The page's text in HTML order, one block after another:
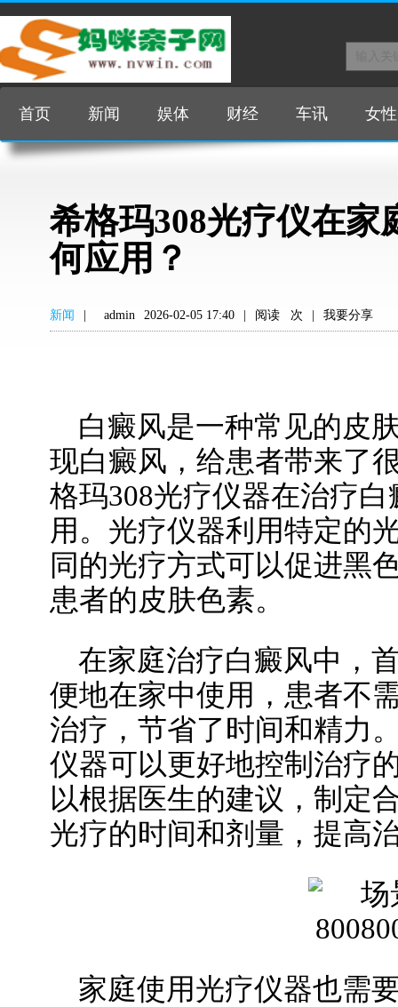
首页 新闻 娱体 财经 车讯 女性
希格玛308光疗仪在家
何应用？
新闻 admin 2026-02-05 17:40 阅读 次 我要分享
白癜风是一种常见的皮
现白癜风，给患者带来了
格玛308光疗仪器在治疗
用。光疗仪器利用特定的
同的光疗方式可以促进黑
患者的皮肤色素。
在家庭治疗白癜风中，
便地在家中使用，患者不
治疗，节省了时间和精力
仪器可以更好地控制治疗
以根据医生的建议，制定
光疗的时间和剂量，提高
家庭使用光疗仪器也需